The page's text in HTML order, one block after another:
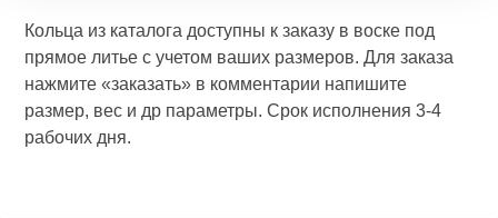
Кольца из каталога доступны к заказу в воске под
прямое литье с учетом ваших размеров. Для заказа
нажмите «заказать» в комментарии напишите
размер, вес и др параметры. Срок исполнения 3-4
рабочих дня.